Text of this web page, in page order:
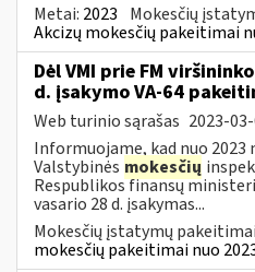
Metai: 2023 Mokesčių
Akcizų mokesčių pakeitimai
Dėl VMI prie FM
d. įsakymo VA-64
Web turinio sąrašas 2023-
Informuojame, kad nuo 2023
Valstybinės mokesčių
Respublikos finansų
vasario 28 d. įsakymas...
Mokesčių įstatymų
mokesčių pakeitimai nuo